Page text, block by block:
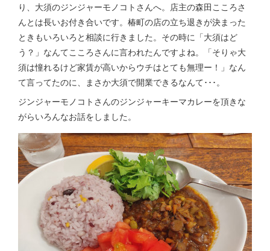
り、大須のジンジャーモノコトさんへ。店主の森田こころさ
んとは長いお付き合いです。椿町の店の立ち退きが決まった
ときもいろいろと相談に行きました。その時に「大須はど
う？」なんてこころさんに言われたんですよね。「そりゃ大
須は憧れるけど家賃が高いからウチはとても無理ー！」なん
て言ってたのに、まさか大須で開業できるなんて･･･。
ジンジャーモノコトさんのジンジャーキーマカレーを頂きな
がらいろんなお話をしました。